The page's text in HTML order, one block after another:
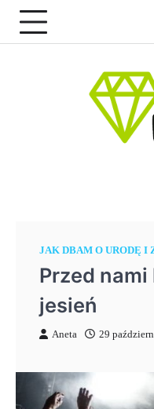
Skip
content
JAK DBAM O URODĘ I
Przed
jesień
Aneta 29